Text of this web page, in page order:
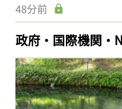
48分前
政府・国際機関・